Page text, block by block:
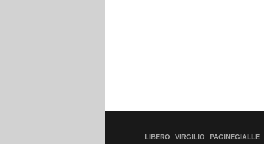
LIBERO VIRGILIO PAGINEGIALLE